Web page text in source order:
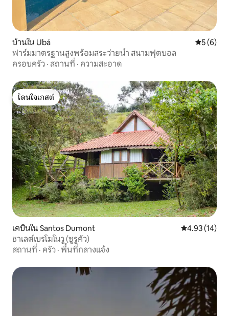
บ้านใน Ubá คะแนนเฉ
5 (6)
ฟาร์มมาตรฐานสูงพร้อมสระว่ายน้ำ สนามฟุตบอล
ครอบครัว · สถานที่ · ความสะอาด
โดนใจเกสต์
โดนใจเกสต์
เคบินใน Santos Dumont คะแนนเฉลี่ย
4.93 (14)
ชาเลต์เบรโฆโนวู (ซูรูคัว)
สถานที่ · ครัว · พื้นที่กลางแจ้ง